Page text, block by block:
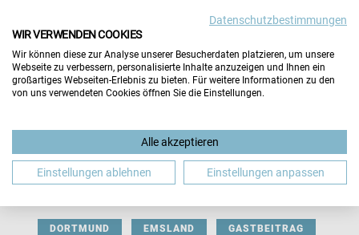
BERUFLICHE ORIENTIERUNG BEWERBUNG
DORTMUND EMSLAND GASTBEITRAG
Datenschutzbestimmungen
WIR VERWENDEN COOKIES
Wir können diese zur Analyse unserer Besucherdaten platzieren, um unsere
Webseite zu verbessern, personalisierte Inhalte anzuzeigen und Ihnen ein
großartiges Webseiten-Erlebnis zu bieten. Für weitere Informationen zu den
von uns verwendeten Cookies öffnen Sie die Einstellungen.
Alle akzeptieren
Einstellungen ablehnen Einstellungen anpassen